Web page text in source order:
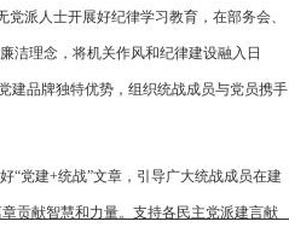
派人士开展好纪律学习教育，在部务会、
洁理念，将机关作风和纪律建设融入日
建品牌独特优势，组织统战成员与党员携手
“党建+统战”文章，引导广大统战成员在建
贡献智慧和力量。支持各民主党派建言献